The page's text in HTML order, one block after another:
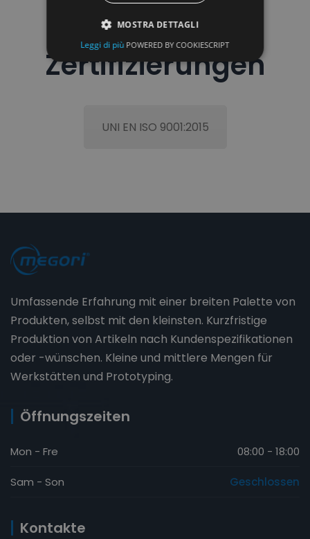
Zertifizierungen
UNI EN ISO 9001:2015
Umfassende Erfahrung mit einer breiten Palette von
Produkten, selbst mit den kleinsten. Kurzfristige
Produktion von Artikeln nach Kundenspezifikationen
oder -wünschen. Kleine und mittlere Mengen für
Werkstätten und Prototyping.
Öffnungszeiten
Mon - Fre 08:00 - 18:00
Sam - Son Geschlossen
Kontakte
MOSTRA DETTAGLI
Leggi di più POWERED BY COOKIESCRIPT